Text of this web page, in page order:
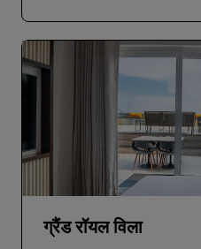
ग्रैंड रॉयल विला